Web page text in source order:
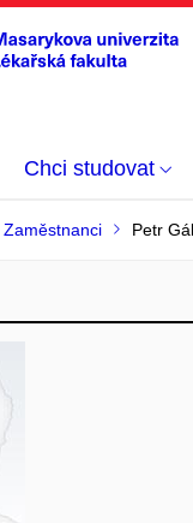
Chci studovat
Zaměstnanci Petr Gál